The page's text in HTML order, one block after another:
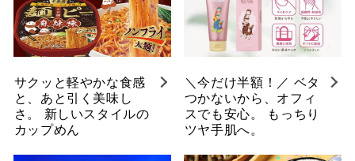
サクッと軽やかな食感
と、あと引く美味し
さ。 新しいスタイルの
カップめん
＼今だけ半額！／ ベタ
つかないから、オフィ
スでも安心。 もっちり
ツヤ手肌へ。